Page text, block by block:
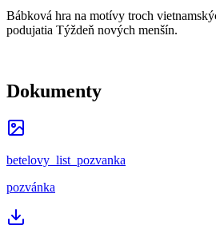
Bábková hra na motívy troch
podujatia Týždeň nových menšín.
Dokumenty
betelovy_list_pozvanka
pozvánka